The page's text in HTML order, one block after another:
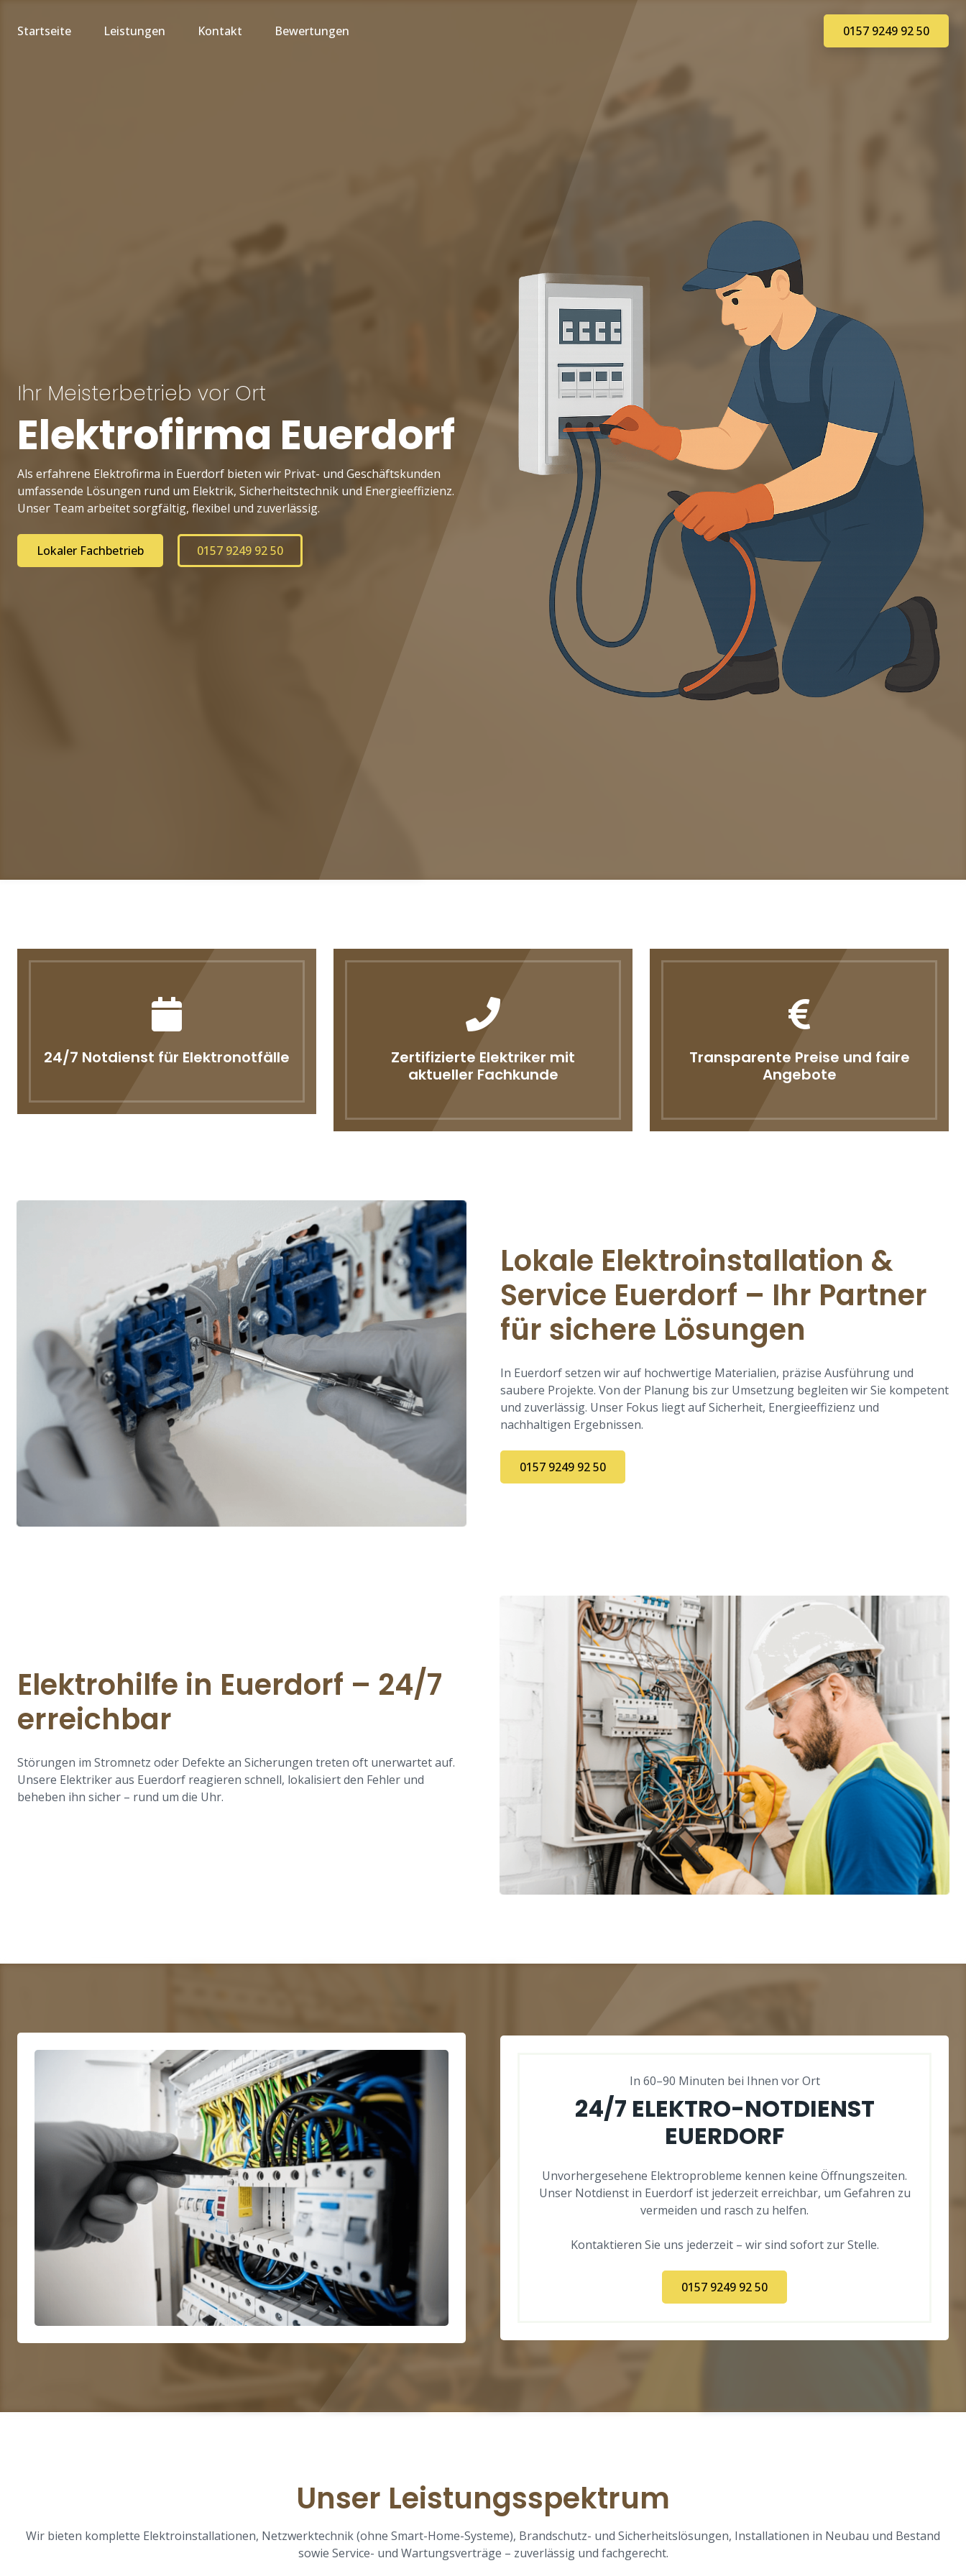
Startseite Leistungen Kontakt Bewertungen 0157 9249 92 50
Ihr Meisterbetrieb vor Ort
Elektrofirma Euerdorf
Als erfahrene Elektrofirma in Euerdorf bieten wir Privat- und Geschäftskunden
umfassende Lösungen rund um Elektrik, Sicherheitstechnik und Energieeffizienz.
Unser Team arbeitet sorgfältig, flexibel und zuverlässig.
Lokaler Fachbetrieb 0157 9249 92 50
24/7 Notdienst für Elektronotfälle
Zertifizierte Elektriker mit
aktueller Fachkunde
Transparente Preise und faire
Angebote
Lokale Elektroinstallation &
Service Euerdorf – Ihr Partner
für sichere Lösungen
In Euerdorf setzen wir auf hochwertige Materialien, präzise Ausführung und
saubere Projekte. Von der Planung bis zur Umsetzung begleiten wir Sie kompetent
und zuverlässig. Unser Fokus liegt auf Sicherheit, Energieeffizienz und
nachhaltigen Ergebnissen.
0157 9249 92 50
Elektrohilfe in Euerdorf – 24/7
erreichbar
Störungen im Stromnetz oder Defekte an Sicherungen treten oft unerwartet auf.
Unsere Elektriker aus Euerdorf reagieren schnell, lokalisiert den Fehler und
beheben ihn sicher – rund um die Uhr.
In 60–90 Minuten bei Ihnen vor Ort
24/7 ELEKTRO-NOTDIENST
EUERDORF
Unvorhergesehene Elektroprobleme kennen keine Öffnungszeiten.
Unser Notdienst in Euerdorf ist jederzeit erreichbar, um Gefahren zu
vermeiden und rasch zu helfen.
Kontaktieren Sie uns jederzeit – wir sind sofort zur Stelle.
0157 9249 92 50
Unser Leistungsspektrum
Wir bieten komplette Elektroinstallationen, Netzwerktechnik (ohne Smart-Home-Systeme), Brandschutz- und Sicherheitslösungen, Installationen in Neubau und Bestand
sowie Service- und Wartungsverträge – zuverlässig und fachgerecht.